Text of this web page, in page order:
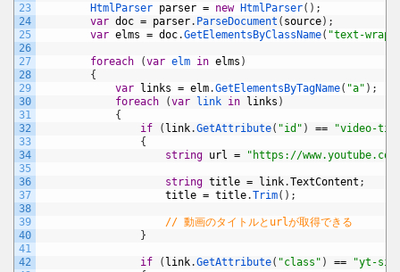
23
24
25
26
27
28
29
30
31
32
33
34
35
36
37
38
39
40
41
42
HtmlParser parser = new HtmlParser( ) ;
var doc = parser. ParseDocument ( source) ;
var elms = doc.GetElementsByClassName( "text-
foreach (var elm in elms )
{
var
links = elm.GetElementsByTagName( "a" ) ;
foreach
(var link in links )
{
if
( link.GetAttribute( "id" ) ==
"video-
{
string url = "https://
string title = link.TextContent ;
title = title.Trim( ) ;
// 動画のタイトルとurlが取得できる
}
if ( link.GetAttribute( "class" ) ==
"yt-